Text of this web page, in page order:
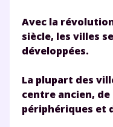
Avec la
siècle, les villes
développées.
La plupart des
centre ancien,
périphériques et
et de